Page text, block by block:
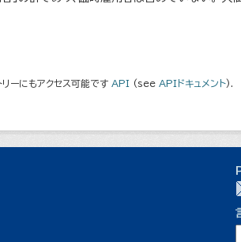
ーにもアクセス可能です API (see APIドキュメント).